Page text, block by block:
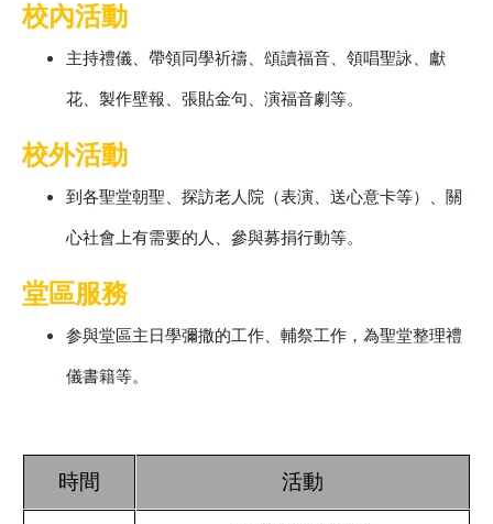
校內活動
主持禮儀、帶領同學祈禱、頌讀福音、領唱聖詠、獻
花、製作壁報、張貼金句、演福音劇等。
校外活動
到各聖堂朝聖、探訪老人院（表演、送心意卡等）、關
心社會上有需要的人、參與募捐行動等。
堂區服務
参與堂區主日學彌撒的工作、輔祭工作，為聖堂整理禮
儀書籍等。
時間 活動